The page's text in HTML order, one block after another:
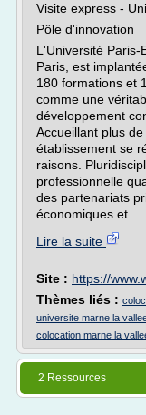
Visite express -
Pôle d'innovation
L'Université Paris-
Paris, est
180 formations et
comme une
développement
Accueillant plus
établissement se
raisons.
professionnelle
des partenariats
économiques et...
Lire la suite
Site : https://
Thèmes liés :
universite marne la
colocation marne la
2 Ressources